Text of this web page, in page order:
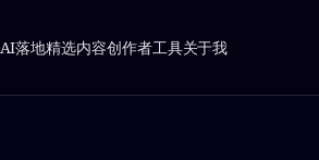
AI落地精选内容创作者工具关于我